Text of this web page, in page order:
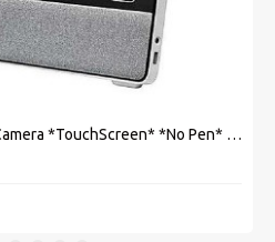
Cisco Desk Pro with WebCamera *TouchScreen* *No Pen* *No PSU*